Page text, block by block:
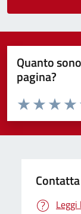
Quanto
pagina?
Domanda
Valuta da 1 a 5
Valuta
Valuta 2
Valuta 1 stelle